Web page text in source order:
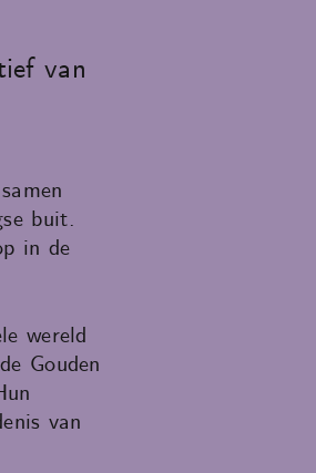
van
buit.
in de
wereld
Gouden
van